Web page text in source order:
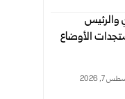
والرئيس
الأوضاع
7, 2026